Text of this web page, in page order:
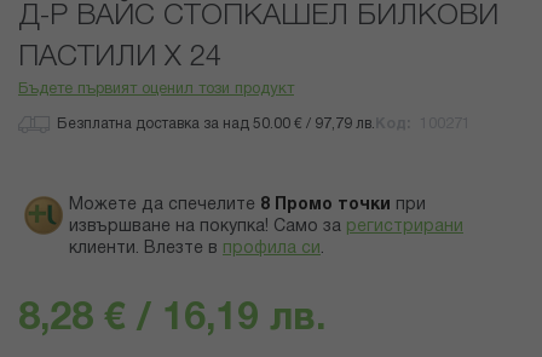
към
началото
на
галерия
Д-Р ВАЙС СТОПКАШЕЛ БИЛКОВИ
ПАСТИЛИ Х 24
Бъдете първият оценил този продукт
Безплатна доставка за над 50.00 € / 97,79 лв.
Можете да спечелите 8 Промо точки
при
извършване на покупка! Само за регистрирани
клиенти. Влезте в профила си .
8,28 € / 16,19 лв.